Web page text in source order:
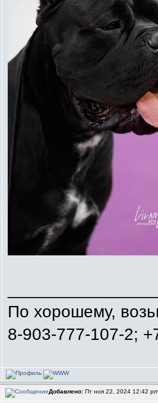
По хорошему,
8-903-777-107-2;
Добавлено: Пт ноя 22, 2024 12:42